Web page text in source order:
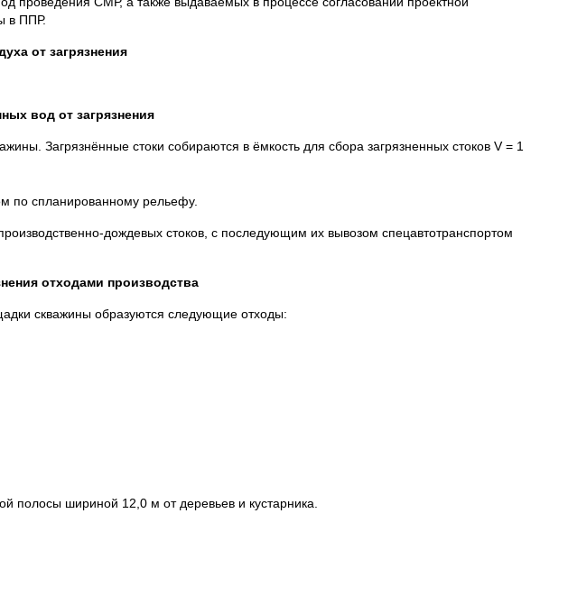
в ППР.
от загрязнения
вод от загрязнения
Загрязнённые стоки собираются в ёмкость для сбора загрязненных стоков V = 1
по спланированному рельефу.
дождевых стоков, с последующим их вывозом спецавтотранспортом
отходами производства
скважины образуются следующие отходы:
полосы шириной 12,0 м от деревьев и кустарника.